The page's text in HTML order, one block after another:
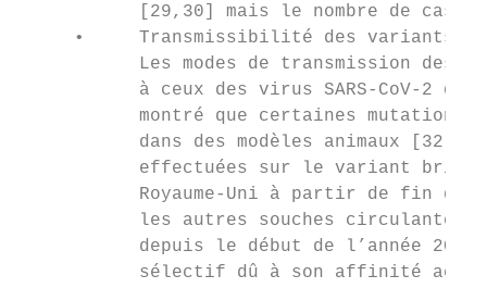
[29,30] mais le nombre de cas
•     Transmissibilité des variants
Les modes de transmission des
à ceux des virus SARS-CoV-2
montré que certaines mutations
dans des modèles animaux
effectuées sur le variant
Royaume-Uni à partir de fin
les autres souches circulantes
depuis le début de l’année
sélectif dû à son affinité